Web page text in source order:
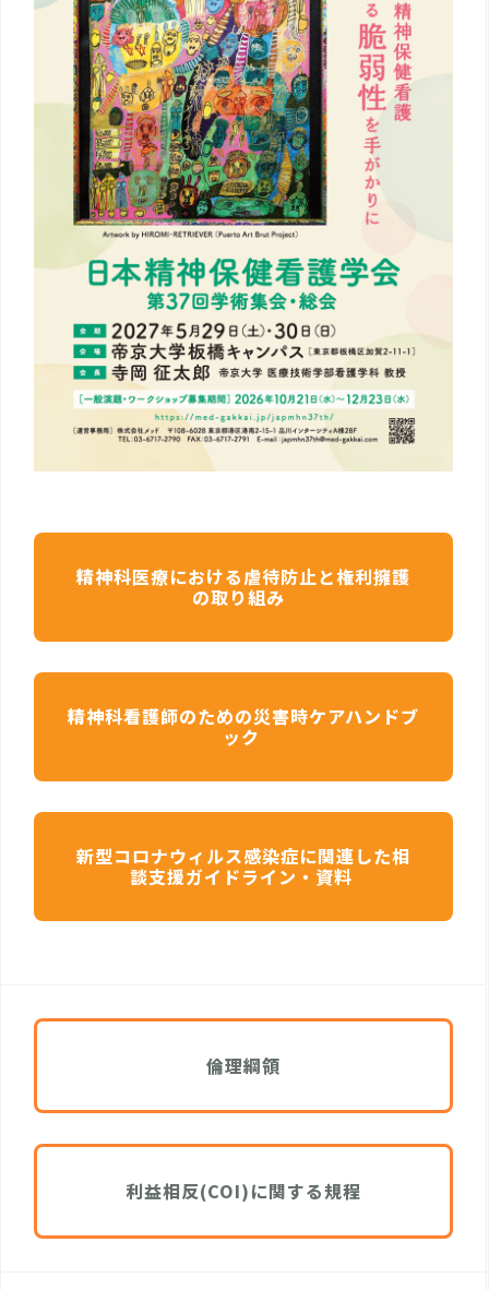
精神科医療における虐待防止と権利擁護
の取り組み
精神科看護師のための災害時ケアハンドブ
ック
新型コロナウィルス感染症に関連した相
談支援ガイドライン・資料
倫理綱領
利益相反(COI)に関する規程